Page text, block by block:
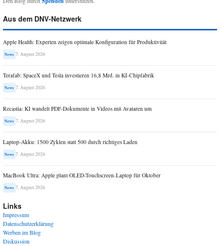
Aus dem DNV-Netzwerk
Apple Health: Experten zeigen optimale Konfiguration für Produktivität
News 7. August 2026
Terafab: SpaceX und Tesla investieren 16,8 Mrd. in KI-Chipfabrik
News 7. August 2026
Recastia: KI wandelt PDF-Dokumente in Videos mit Avataren um
News 7. August 2026
Laptop-Akku: 1500 Zyklen statt 500 durch richtiges Laden
News 7. August 2026
MacBook Ultra: Apple plant OLED-Touchscreen-Laptop für Oktober
News 7. August 2026
Links
Impressum
Datenschutzerklärung
Werben im Blog
Diskussion